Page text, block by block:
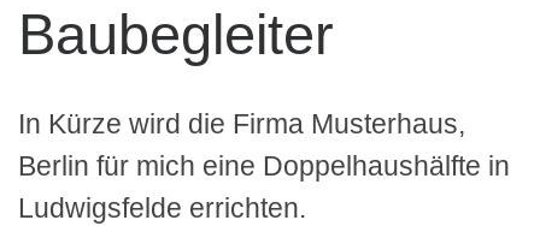
Baubegleiter
In Kürze wird die Firma Musterhaus,
Berlin für mich eine Doppelhaushälfte in
Ludwigsfelde errichten.